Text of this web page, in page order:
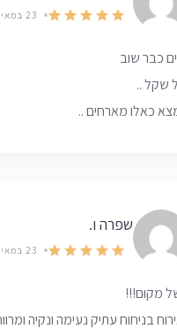
23 במאי 2024
כבר שוב
שקל ..
כאלו מארחים ..
שפרה ו.
23 במאי 2024
מקום!!!
בניחוח עתיק נעימה ונקיה